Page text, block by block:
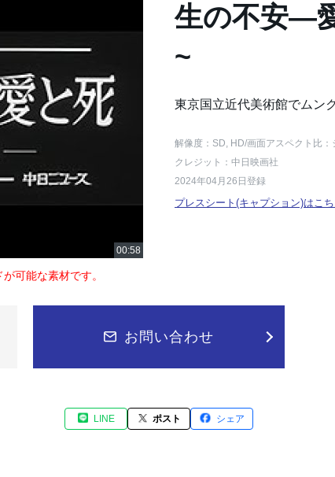
可能な素材です。
生の不安―
~
東京国立近代美術館でムン
解像度：SD, HD/画面アスペクト比
クレジット：中日映画社
2024年04月26日登録
プレスシート(キャプション)はこち
お問い合わせ
LINE ポスト シェア